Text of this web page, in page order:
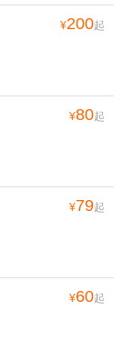
¥200起
¥80起
¥79起
¥60起